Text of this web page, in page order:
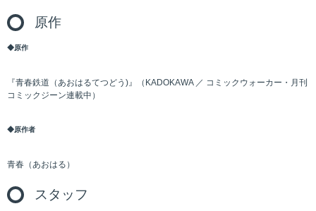
原作
◆原作
『青春鉄道（あおはるてつどう)』（KADOKAWA ／ コミックウォーカー・月刊
コミックジーン連載中）
◆原作者
青春（あおはる）
スタッフ